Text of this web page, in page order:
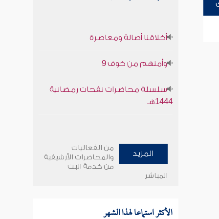
أخلاقنا أصالة ومعاصرة
وأمنهم من خوف 9
سلسلة محاضرات نفحات رمضانية
1444هـ
المزيد
من الفعاليات
والمحاضرات الأرشيفية
من خدمة البث
المباشر
الأكثر استماعا لهذا الشهر